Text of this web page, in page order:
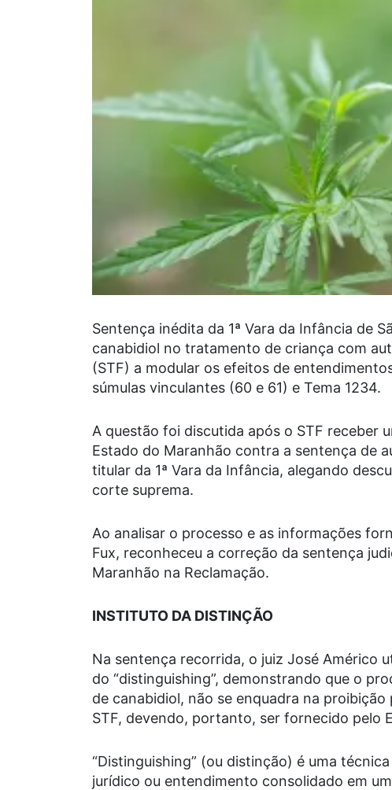
Sentença inédita da 1ª Vara da Infância de
canabidiol no tratamento de criança com
(STF) a modular os efeitos de
súmulas vinculantes (60 e 61) e Tema 1234.
A questão foi discutida após o STF receber
Estado do Maranhão contra a sentença de
titular da 1ª Vara da Infância, alegando
corte suprema.
Ao analisar o processo e as informações
Fux, reconheceu a correção da sentença
Maranhão na Reclamação.
INSTITUTO DA DISTINÇÃO
Na sentença recorrida, o juiz José Américo
do “distinguishing”, demonstrando que o
de canabidiol, não se enquadra na
STF, devendo, portanto, ser fornecido pelo
“Distinguishing” (ou distinção) é uma
jurídico ou entendimento consolidado em